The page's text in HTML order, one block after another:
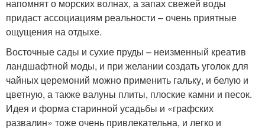
напомнят о морских волнах, а запах свежей воды
придаст ассоциациям реальности – очень приятные
ощущения на отдыхе.
Восточные сады и сухие пруды – неизменный креатив
ландшафтной моды, и при желании создать уголок для
чайных церемоний можно применить гальку, и белую и
цветную, а также валуны плиты, плоские камни и песок.
Идея и форма старинной усадьбы и «графских
развалин» тоже очень привлекательна, и легко и